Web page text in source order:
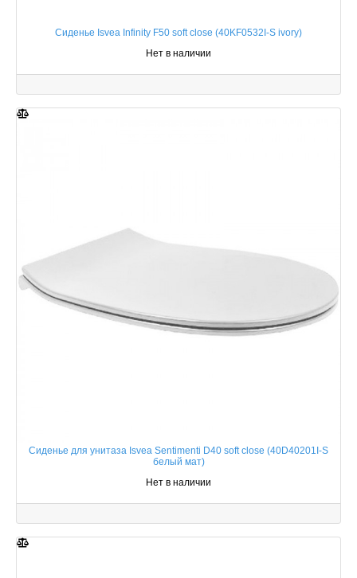
Сиденье Isvea Infinity F50 soft close (40KF0532I-S ivory)
Нет в наличии
Сиденье для унитаза Isvea Sentimenti D40 soft close (40D40201I-S
белый мат)
Нет в наличии